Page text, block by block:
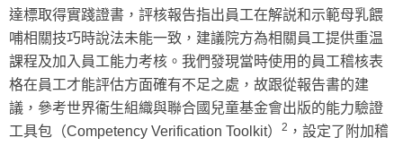
達標取得實踐證書，評核報告指出員工在解説和示範母乳餵
哺相關技巧時說法未能一致，建議院方為相關員工提供重温
課程及加入員工能力考核。我們發現當時使用的員工稽核表
格在員工才能評估方面確有不足之處，故跟從報告書的建
議，參考世界衞生組織與聯合國兒童基金會出版的能力驗證
工具包（Competency Verification Toolkit）
2 ，設定了附加稽